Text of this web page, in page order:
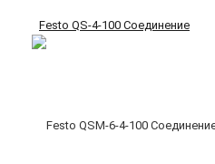
Festo QS-4-100 Соединение